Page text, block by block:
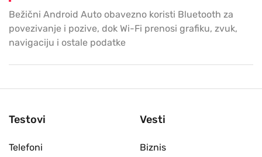
Bežični Android Auto obavezno koristi Bluetooth za
povezivanje i pozive, dok Wi-Fi prenosi grafiku, zvuk,
navigaciju i ostale podatke
Testovi
Telefoni
Vesti
Biznis